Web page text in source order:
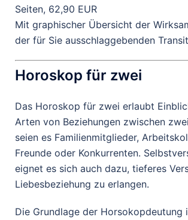
Seiten, 62,90 EUR
Mit graphischer Übersicht der
der für Sie ausschlaggebenden
Horoskop für zwei
Das Horoskop für zwei erlaubt
Arten von Beziehungen zwischen
seien es Familienmitglieder,
Freunde oder Konkurrenten.
eignet es sich auch dazu, tieferes
Liebesbeziehung zu erlangen.
Die Grundlage der Horsokopdeutung